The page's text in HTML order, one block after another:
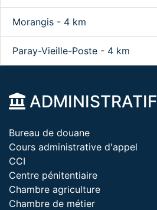
Morangis - 4 km
Paray-Vieille-Poste - 4 km
ADMINISTRATIF
Bureau de douane
Cours administrative d'appel
CCI
Centre pénitentiaire
Chambre agriculture
Chambre de métier